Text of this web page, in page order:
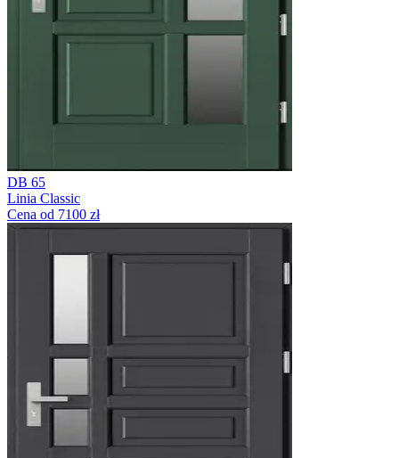
DB 65
Linia Classic
Cena od 7100 zł